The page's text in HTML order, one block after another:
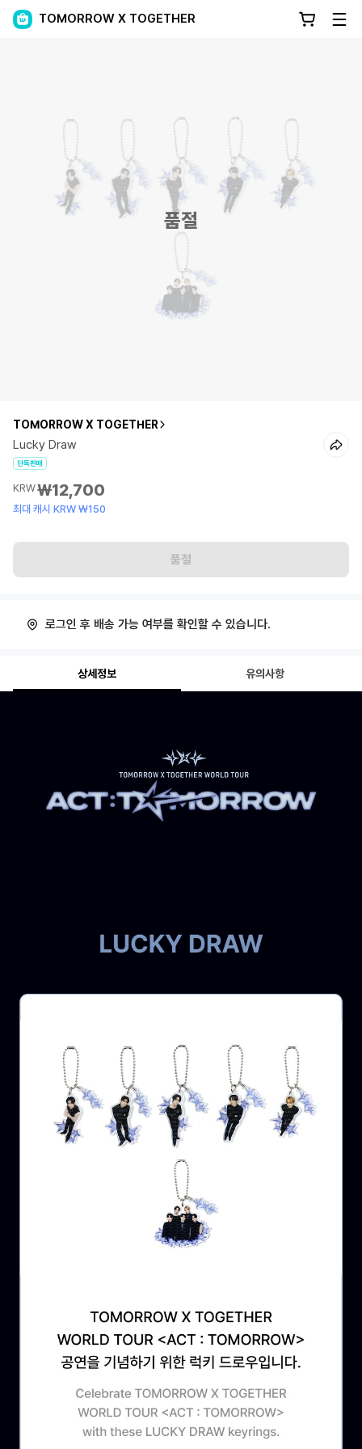
TOMORROW X TOGETHER
품절
TOMORROW X TOGETHER
Lucky Draw
단독판매
KRW₩12,700
최대 캐시 KRW ₩150
품절
로그인 후 배송 가능 여부를 확인할 수 있습니다.
상세정보 유의사항